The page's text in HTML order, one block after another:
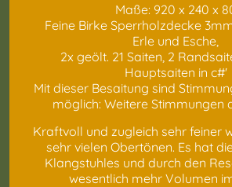
Maße: 920 x 240 x
Feine Birke Sperrholzdecke
Erle und Esche,
2x geölt. 21 Saiten, 2
Hauptsaiten in c#'
Mit dieser Besaitung sind
möglich: Weitere Stimmungen
Kraftvoll und zugleich sehr feiner
sehr vielen Obertönen. Es hat
Klangstuhles und durch den
wesentlich mehr Volumen